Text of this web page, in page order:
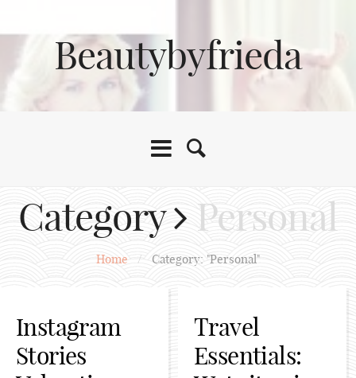
Beautybyfrieda
Category Personal
Home / Category: "Personal"
Instagram
Stories
Travel
Essentials: